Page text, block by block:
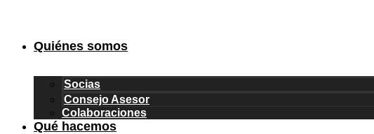
Quiénes somos
Socias
Consejo Asesor
Colaboraciones
Qué hacemos